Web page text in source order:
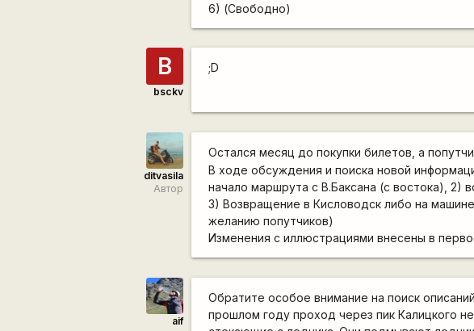
6) (Свободно)
B
bsckv
;D
ditvasila
Автор
Остался месяц до покупки билетов, а
В ходе обсуждения и поиска новой
начало маршрута с В.Баксана (с востока), 2)
3) Возвращение в Кисловодск либо на
желанию попутчиков)
Изменения с иллюстрациями внесены в
aif
Обратите особое внимание на поиск
прошлом году проход через пик Калицкого